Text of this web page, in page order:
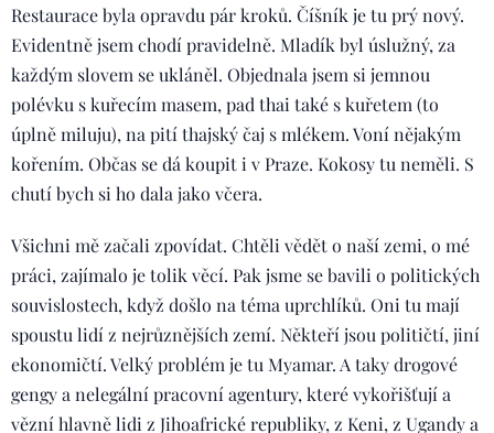
Restaurace byla opravdu pár kroků. Číšník je tu prý nový.
Evidentně jsem chodí pravidelně. Mladík byl úslužný, za
každým slovem se ukláněl. Objednala jsem si jemnou
polévku s kuřecím masem, pad thai také s kuřetem (to
úplně miluju), na pití thajský čaj s mlékem. Voní nějakým
kořením. Občas se dá koupit i v Praze. Kokosy tu neměli. S
chutí bych si ho dala jako včera.
Všichni mě začali zpovídat. Chtěli vědět o naší zemi, o mé
práci, zajímalo je tolik věcí. Pak jsme se bavili o politických
souvislostech, když došlo na téma uprchlíků. Oni tu mají
spoustu lidí z nejrůznějších zemí. Někteří jsou političtí, jiní
ekonomičtí. Velký problém je tu Myamar. A taky drogové
gengy a nelegální pracovní agentury, které vykořišťují a
vězní hlavně lidi z Jihoafrické republiky, z Keni, z Ugandy a